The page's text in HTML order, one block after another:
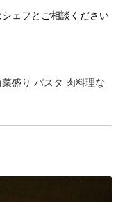
ェフとご相談ください
盛り パスタ 肉料理な